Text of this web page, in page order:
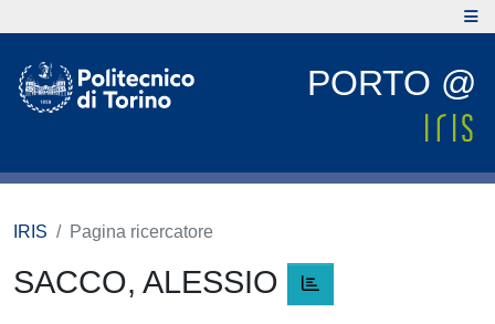
PORTO @
IRIS Pagina ricercatore
SACCO, ALESSIO